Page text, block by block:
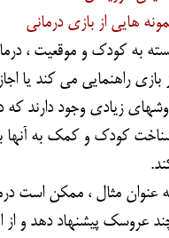
هایی از بازی درمانی
به کودک و موقعیت ،
بازی راهنمایی می کند یا
زیادی وجود دارند که
کودک و کمک به آنها
عنوان مثال ، ممکن است
عروسک پیشنهاد دهد و از